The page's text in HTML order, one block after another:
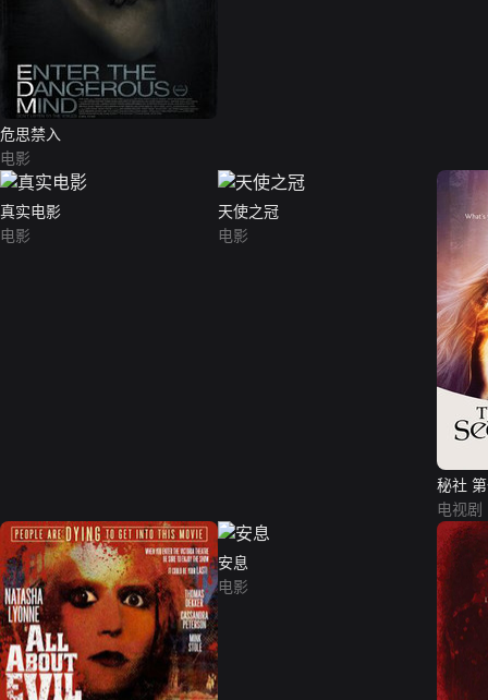
危思禁入
电影
真实电影
电影
天使之冠
电影
秘社
电视剧
安息
电影